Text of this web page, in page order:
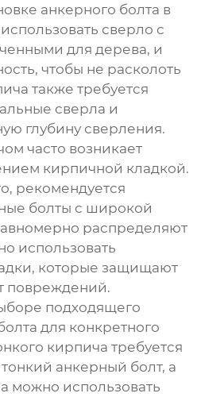
анкерного болта в
сверло с
для дерева, и
чтобы не расколоть
также требуется
сверла и
глубину сверления.
часто возникает
кирпичной кладкой.
рекомендуется
болты с широкой
распределяют
использовать
которые защищают
повреждений.
подходящего
для конкретного
кирпича требуется
анкерный болт, а
можно использовать